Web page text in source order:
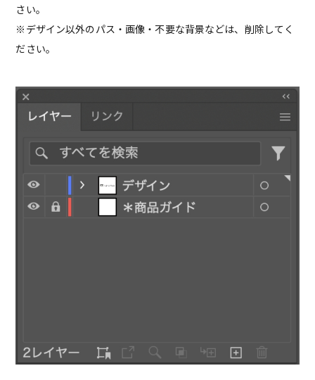
さい。
※デザイン以外のパス・画像・不要な背景などは、削除してく
ださい。